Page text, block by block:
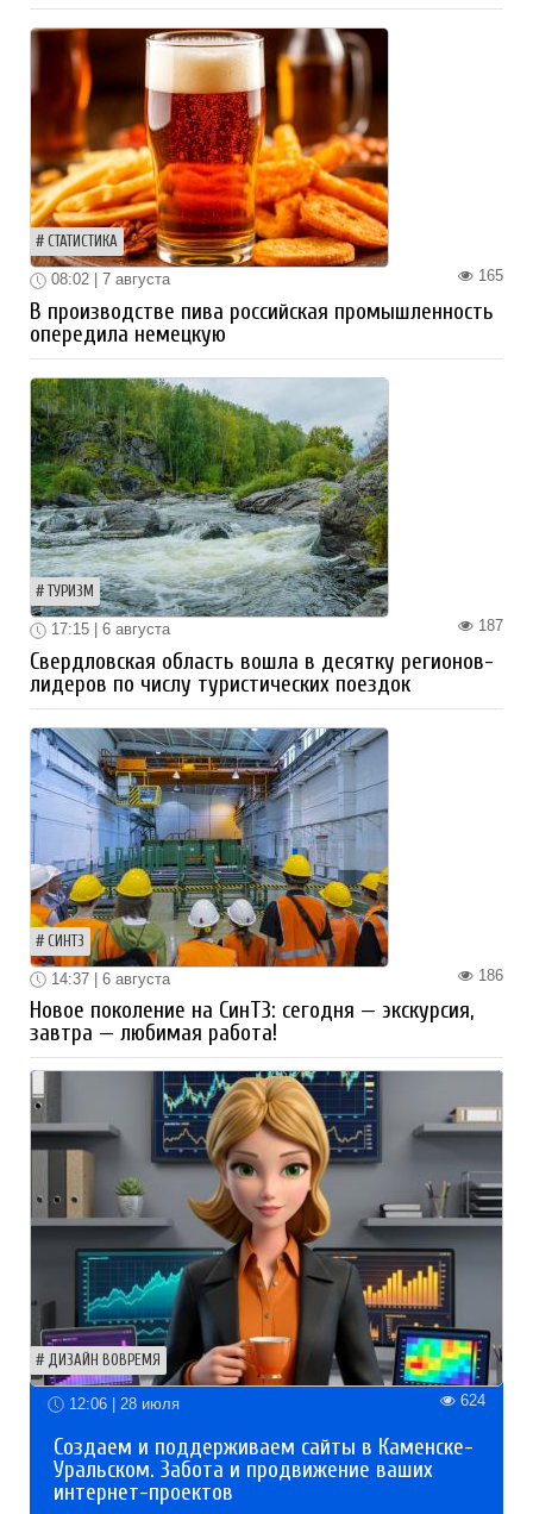
СТАТИСТИКА
165
08:02 | 7 августа
В производстве пива российская промышленность
опередила немецкую
ТУРИЗМ
187
17:15 | 6 августа
Свердловская область вошла в десятку регионов-
лидеров по числу туристических поездок
СИНТЗ
186
14:37 | 6 августа
Новое поколение на СинТЗ: сегодня — экскурсия,
завтра — любимая работа!
ДИЗАЙН ВОВРЕМЯ
12:06 | 28 июля 624
Создаем и поддерживаем сайты в Каменске-
Уральском. Забота и продвижение ваших
интернет-проектов